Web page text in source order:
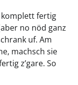
komplett fertig
no nöd ganz
uf. Am
machsch sie
z’gare. So